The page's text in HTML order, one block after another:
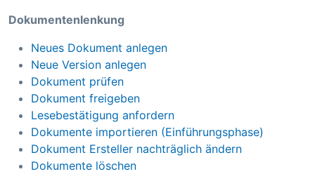
Dokumentenlenkung
Neues Dokument anlegen
Neue Version anlegen
Dokument prüfen
Dokument freigeben
Lesebestätigung anfordern
Dokumente importieren (Einführungsphase)
Dokument Ersteller nachträglich ändern
Dokumente löschen